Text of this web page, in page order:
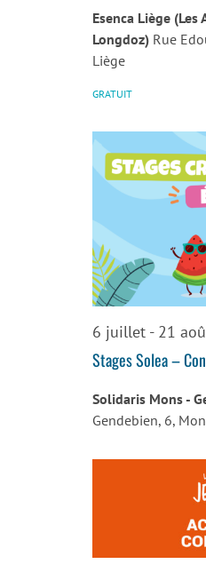
Esenca Liège
Longdoz) Rue
Liège
GRATUIT
6 juillet- 21
Stages Solea –
Solidaris Mons -
Gendebien, 6,